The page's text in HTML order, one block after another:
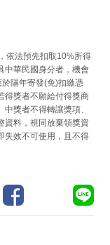
依法預先扣取10%所得
中華民國身分者，機會
隔年寄發(免)扣繳憑
得獎者不願給付得獎商
獎者不得轉讓獎項、
資料，視同放棄領獎資
失效不可使用，且不得